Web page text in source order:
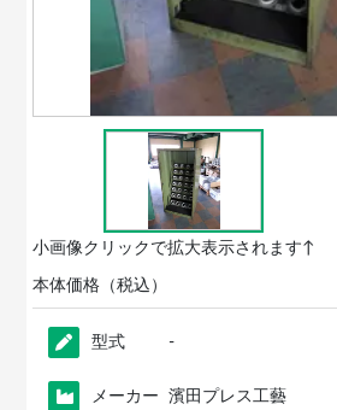
小画像クリックで拡大表示されます↑
本体価格（税込）
型式 -
メーカー 濱田プレス工藝